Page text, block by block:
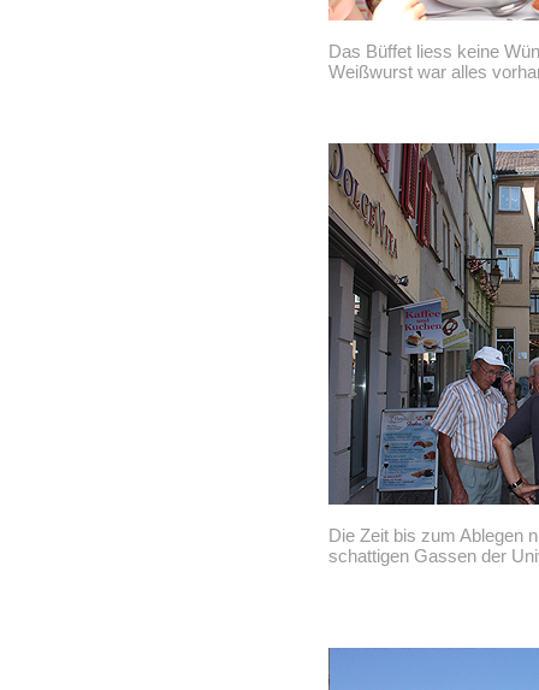
Das Büffet liess keine
Weißwurst war alles
Die Zeit bis zum Ablegen
schattigen Gassen der